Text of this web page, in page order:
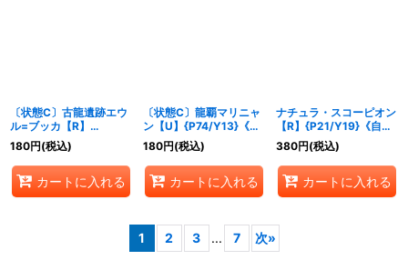
〔状態C〕古龍遺跡エウ
ル=ブッカ【R】
{P54/Y14}《自然》
180円(税込)
カートに入れる
〔状態C〕龍覇マリニャ
ン【U】{P74/Y13}《自
然》
180円(税込)
カートに入れる
ナチュラ・スコーピオン
【R】{P21/Y19}《自
然》
380円(税込)
カートに入れる
1 2 3 ... 7 次»